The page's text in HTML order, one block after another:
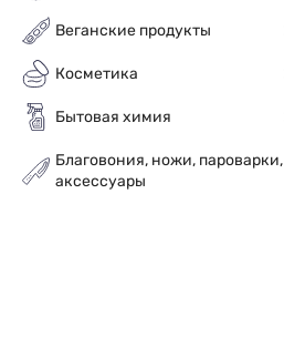
Веганские продукты
Косметика
Бытовая химия
Благовония, ножи, пароварки,
аксессуары